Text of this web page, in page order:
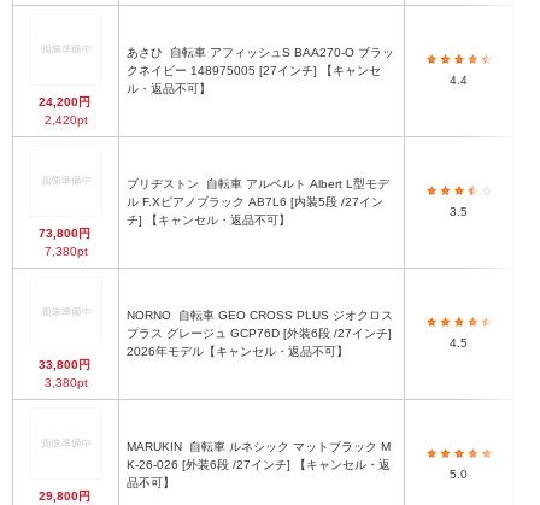
24,200円
2,420pt
あさひ
クネイビー 148975005 [27インチ] 【キャンセ
ル・返品不可】
4.4
73,800円
7,380pt
ブリヂストン
ル F.Xピアノブラック AB7L6 [内装5段 /27イン
チ] 【キャンセル・返品不可】
3.5
33,800円
3,380pt
NORNO
プラス グレージュ GCP76D [外装6段 /27インチ]
2026年モデル【キャンセル・返品不可】
4.5
29,800円
MARUKIN
K-26-026 [外装6段 /27インチ] 【キャンセル・返
品不可】
5.0